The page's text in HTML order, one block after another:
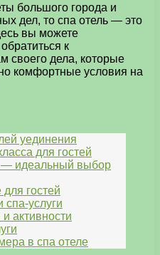
большого города и
дел, то спа отель — это
вы можете
к
своего дела, которые
комфортные условия на
уединения
для гостей
— идеальный выбор
гостей
спа-услуги
активности
в спа отеле